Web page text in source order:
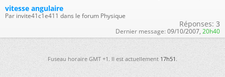
vitesse angulaire
Par invite41c1e411 dans le forum Physique
Réponses: 3
Dernier message: 09/10/2007, 20h40
Fuseau horaire GMT +1. Il est actuellement17h51.